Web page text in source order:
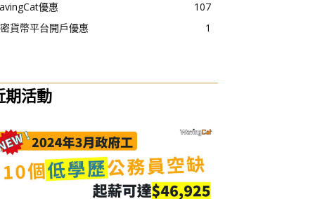
優惠
107
貨幣平台開戶優惠
1
期活動